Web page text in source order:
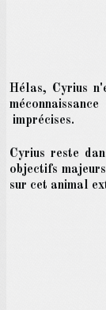
Hélas, Cyrius
imprécises.
Cyrius reste
objectifs
sur cet animal